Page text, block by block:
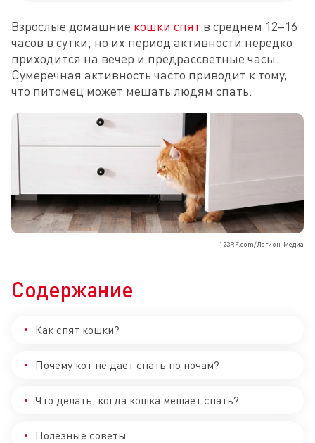
Взрослые домашние кошки спят в среднем 12–16
часов в сутки, но их период активности нередко
приходится на вечер и предрассветные часы.
Сумеречная активность часто приводит к тому,
что питомец может мешать людям спать.
123RF.com/Легион-Медиа
Содержание
Как спят кошки?
Почему кот не дает спать по ночам?
Что делать, когда кошка мешает спать?
Полезные советы